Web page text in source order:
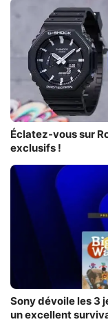
Éclatez-vous sur
exclusifs !
Sony dévoile les 3
un excellent